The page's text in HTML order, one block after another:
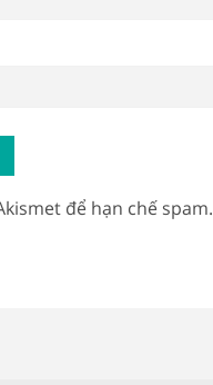
để hạn chế spam.